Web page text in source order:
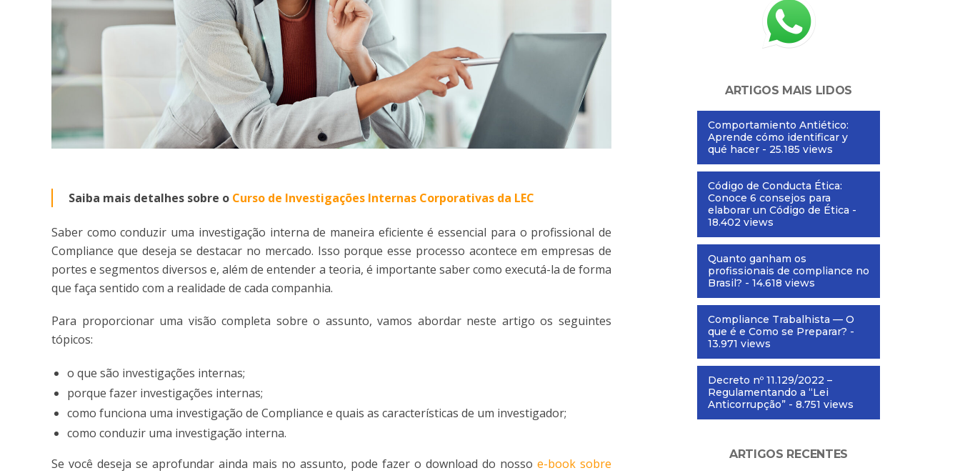
Saiba mais detalhes sobre o Curso de Investigações Internas Corporativas da LEC
Saber como conduzir uma investigação interna de maneira eficiente é essencial para o profissional de
Compliance que deseja se destacar no mercado. Isso porque esse processo acontece em empresas de
portes e segmentos diversos e, além de entender a teoria, é importante saber como executá-la de forma
que faça sentido com a realidade de cada companhia.
Para proporcionar uma visão completa sobre o assunto, vamos abordar neste artigo os seguintes
tópicos:
o que são investigações internas;
porque fazer investigações internas;
como funciona uma investigação de Compliance e quais as características de um investigador;
como conduzir uma investigação interna.
Se você deseja se aprofundar ainda mais no assunto, pode fazer o download do nosso e-book sobre
ARTIGOS MAIS LIDOS
Comportamiento Antiético:
Aprende cómo identificar y
qué hacer - 25.185 views
Código de Conducta Ética:
Conoce 6 consejos para
elaborar un Código de Ética -
18.402 views
Quanto ganham os
profissionais de compliance no
Brasil? - 14.618 views
Compliance Trabalhista — O
que é e Como se Preparar? -
13.971 views
Decreto nº 11.129/2022 –
Regulamentando a “Lei
Anticorrupção” - 8.751 views
ARTIGOS RECENTES